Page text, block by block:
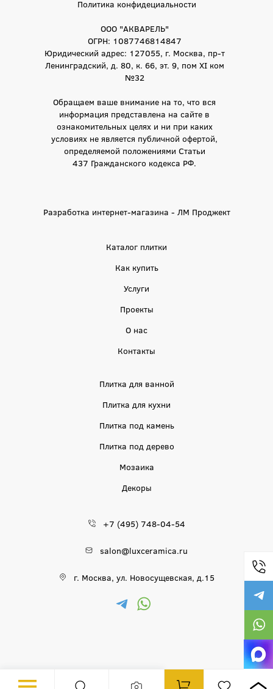
Политика конфидециальности
ООО "АКВАРЕЛЬ"
ОГРН: 1087746814847
Юридический адрес: 127055, г. Москва, пр-т
Ленинградский, д. 80, к. 66, эт. 9, пом XI ком
№32
Обращаем ваше внимание на то, что вся
информация представлена на сайте в
ознакомительных целях и ни при каких
условиях не является публичной офертой,
определяемой положениями Статьи
437 Гражданского кодекса РФ.
Разработка интернет-магазина - ЛМ Проджект
Каталог плитки
Как купить
Услуги
Проекты
О нас
Контакты
Плитка для ванной
Плитка для кухни
Плитка под камень
Плитка под дерево
Мозаика
Декоры
+7 (495) 748-04-54
salon@luxceramica.ru
г. Москва, ул. Новосущевская, д.15